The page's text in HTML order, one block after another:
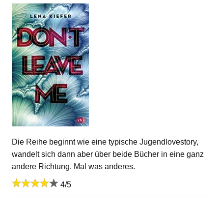
Die Reihe beginnt wie eine typische Jugendlovestory,
wandelt sich dann aber über beide Bücher in eine ganz
andere Richtung. Mal was anderes.
4/5